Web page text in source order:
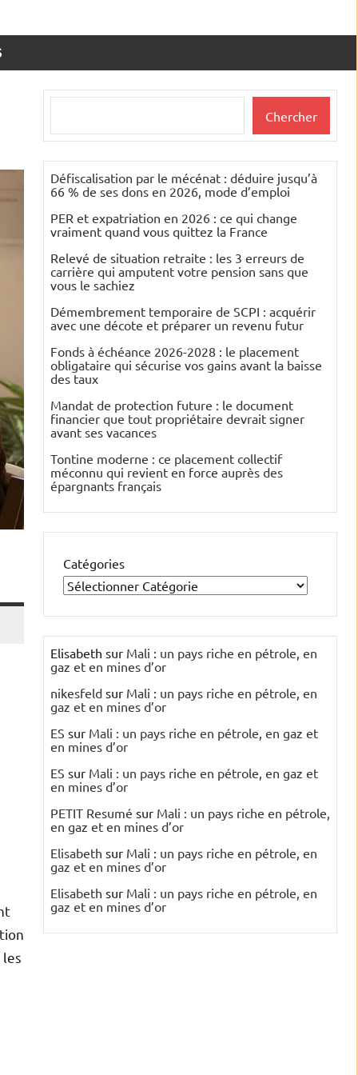
Chercher
Défiscalisation par le mécénat : déduire jusqu’à
66 % de ses dons en 2026, mode d’emploi
PER et expatriation en 2026 : ce qui change
vraiment quand vous quittez la France
Relevé de situation retraite : les 3 erreurs de
carrière qui amputent votre pension sans que
vous le sachiez
Démembrement temporaire de SCPI : acquérir
avec une décote et préparer un revenu futur
Fonds à échéance 2026-2028 : le placement
obligataire qui sécurise vos gains avant la baisse
des taux
Mandat de protection future : le document
financier que tout propriétaire devrait signer
avant ses vacances
Tontine moderne : ce placement collectif
méconnu qui revient en force auprès des
épargnants français
Catégories
Elisabeth sur Mali : un pays riche en pétrole, en
gaz et en mines d’or
nikesfeld sur Mali : un pays riche en pétrole, en
gaz et en mines d’or
ES sur Mali : un pays riche en pétrole, en gaz et
en mines d’or
ES sur Mali : un pays riche en pétrole, en gaz et
en mines d’or
PETIT Resumé sur Mali : un pays riche en pétrole,
en gaz et en mines d’or
Elisabeth sur Mali : un pays riche en pétrole, en
gaz et en mines d’or
Elisabeth sur Mali : un pays riche en pétrole, en
gaz et en mines d’or